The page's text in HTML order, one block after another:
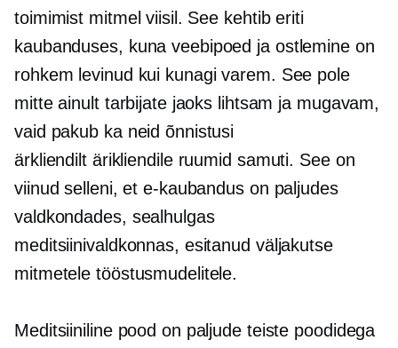
toimimist mitmel viisil. See kehtib eriti
kaubanduses, kuna veebipoed ja ostlemine on
rohkem levinud kui kunagi varem. See pole
mitte ainult tarbijate jaoks lihtsam ja mugavam,
vaid pakub ka neid õnnistusi
ärkliendilt ärikliendileruumid samuti. See on
viinud selleni, et e-kaubandus on paljudes
valdkondades, sealhulgas
meditsiinivaldkonnas, esitanud väljakutse
mitmetele tööstusmudelitele.
Meditsiiniline pood on paljude teiste poodidega